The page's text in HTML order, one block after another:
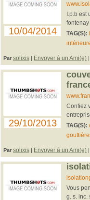
10/04/2014
I.p.b est
fontenay
TAG(S):
Par solixis | Envoyer à un Ami(e) |
29/10/2013
Confiez
TAG(S):
Par solixis | Envoyer à un Ami(e) |
Vous
g. s. inc.